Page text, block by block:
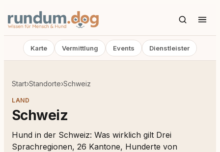
Karte Vermittlung Events Dienstleister
Start›Standorte›Schweiz
LAND
Schweiz
Hund in der Schweiz: Was wirklich gilt Drei
Sprachregionen, 26 Kantone, Hunderte von